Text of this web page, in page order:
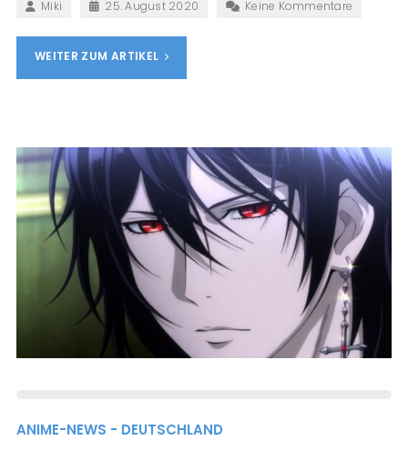
Miki 25. August 2020 Keine Kommentare
WEITER ZUM ARTIKEL
ANIME-NEWS - DEUTSCHLAND